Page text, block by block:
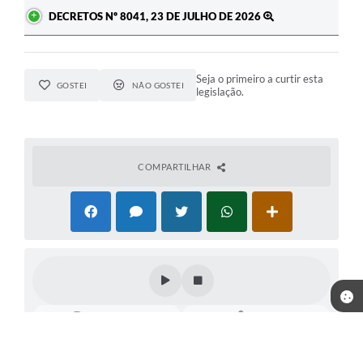
DECRETOS Nº 8041, 23 DE JULHO DE 2026
GOSTEI NÃO GOSTEI
Seja o primeiro a curtir esta
legislação.
COMPARTILHAR